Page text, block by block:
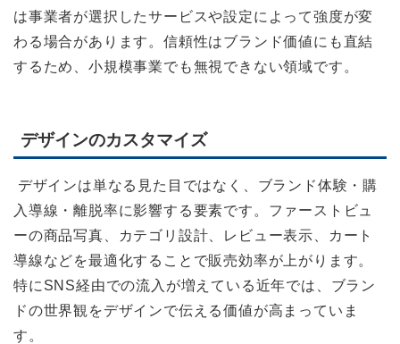
は事業者が選択したサービスや設定によって強度が変
わる場合があります。信頼性はブランド価値にも直結
するため、小規模事業でも無視できない領域です。
デザインのカスタマイズ
デザインは単なる見た目ではなく、ブランド体験・購
入導線・離脱率に影響する要素です。ファーストビュ
ーの商品写真、カテゴリ設計、レビュー表示、カート
導線などを最適化することで販売効率が上がります。
特にSNS経由での流入が増えている近年では、ブラン
ドの世界観をデザインで伝える価値が高まっていま
す。